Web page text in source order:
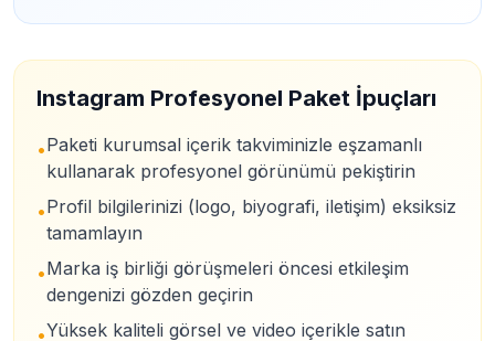
Instagram Profesyonel Paket İpuçları
•Paketi kurumsal içerik takviminizle eşzamanlı
kullanarak profesyonel görünümü pekiştirin
•Profil bilgilerinizi (logo, biyografi, iletişim) eksiksiz
tamamlayın
•Marka iş birliği görüşmeleri öncesi etkileşim
dengenizi gözden geçirin
•Yüksek kaliteli görsel ve video içerikle satın